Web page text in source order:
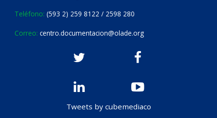
Teléfono: (593 2) 259 8122 / 2598 280
Correo: centro.documentacion@olade.org
Tweets by cubemediaco